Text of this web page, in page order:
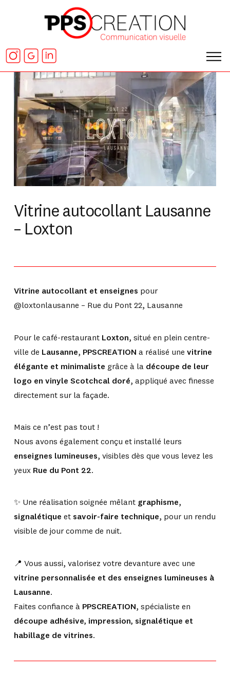
Vitrine autocollant Lausanne
– Loxton
Vitrine autocollant et enseignes pour
@loxtonlausanne – Rue du Pont 22, Lausanne
Pour le café-restaurant Loxton, situé en plein centre-
ville de Lausanne, PPSCREATION a réalisé une vitrine
élégante et minimaliste grâce à la découpe de leur
logo en vinyle Scotchcal doré, appliqué avec finesse
directement sur la façade.
Mais ce n’est pas tout !
Nous avons également conçu et installé leurs
enseignes lumineuses, visibles dès que vous levez les
yeux Rue du Pont 22.
✨ Une réalisation soignée mêlant graphisme,
signalétique et savoir-faire technique, pour un rendu
visible de jour comme de nuit.
📍 Vous aussi, valorisez votre devanture avec une
vitrine personnalisée et des enseignes lumineuses à
Lausanne.
Faites confiance à PPSCREATION , spécialiste en
découpe adhésive, impression, signalétique et
habillage de vitrines.